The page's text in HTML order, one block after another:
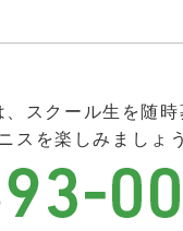
スクール生を随時
スを楽しみましょ